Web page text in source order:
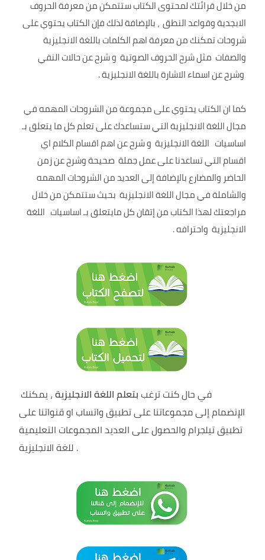
من خلال قرائتك لمحتوى الكتاب ستتمكن من معرفة الحروف
الابجدية وقواعد النطق ، بالإضافة لذلك فإن الكتاب يحتوي على
شروحات تمكنك من معرفة اهم الكلمات باللغة الانجليزية
والصفات مثل شرح الحروف الصوتية و شرح عن حالات النفي
وشرح عن اسماء الاشارة باللغة الانجليزية .
كما ان الكتاب يحتوي على مجموعة من الشروحات المهمه في
مجال اللغة الانجليزية التي ستساعدك على تعلم كل ما يتعلق بـ
اساسيات اللغة الانجليزية و شرح عن اهم اقسام الكلام اي
اقسام التي تساعدنا على عمل جملة صحيحة وشرح عن زمن
الحاضر والمضارع بالإضافة إلى العديد من الشروحات المهمه
والشاملة في مجال اللغة الانجليزية بحيث ستتمكن من خلال
مراجعتك لهذا الكتاب من إتقان كل مايتعلق بـ اساسيات اللغة
الانجليزية واحترافه .
في حال كنت ترغب بتعلم اللغة الانجليزية، يمكنك
الإنضمام إلى مجموعاتنا على تطبيق واتساب او قنواتنا على
تطبيق تيلجرام والحصول على العديد المجموعات التعليمية
.